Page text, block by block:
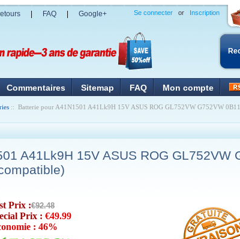
FAQ Google+ Se connecter or Inscription
Commentaires Sitemap FAQ Mon compte
:: Batterie pour A41N1501 A41Lk9H 15V ASUS ROG GL752VW G752VW
A41Lk9H 15V ASUS ROG GL752VW
Prix :€92.48
Prix : €49.99
: 46%